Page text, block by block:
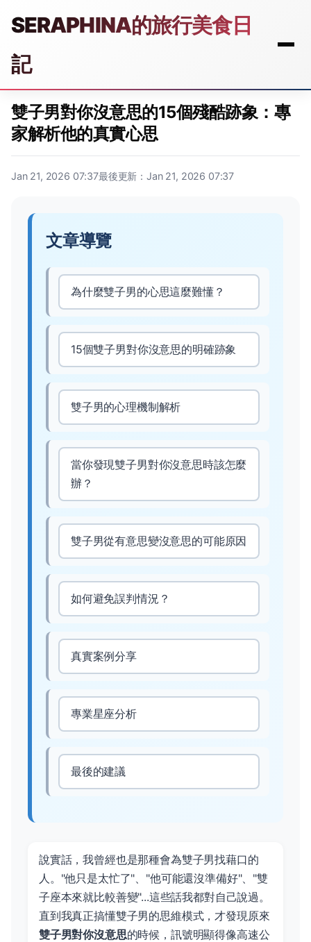
SERAPHINA的旅行美食日
記
雙子男對你沒意思的15個殘酷跡象：專
家解析他的真實心思
Jan 21, 2026 07:37最後更新：Jan 21, 2026 07:37
文章導覽
為什麼雙子男的心思這麼難懂？
15個雙子男對你沒意思的明確跡象
雙子男的心理機制解析
當你發現雙子男對你沒意思時該怎麼
辦？
雙子男從有意思變沒意思的可能原因
如何避免誤判情況？
真實案例分享
專業星座分析
最後的建議
說實話，我曾經也是那種會為雙子男找藉口的
人。"他只是太忙了"、"他可能還沒準備好"、"雙
子座本來就比較善變"...這些話我都對自己說過。
直到我真正搞懂雙子男的思維模式，才發現原來
雙子男對你沒意思的時候，訊號明顯得像高速公